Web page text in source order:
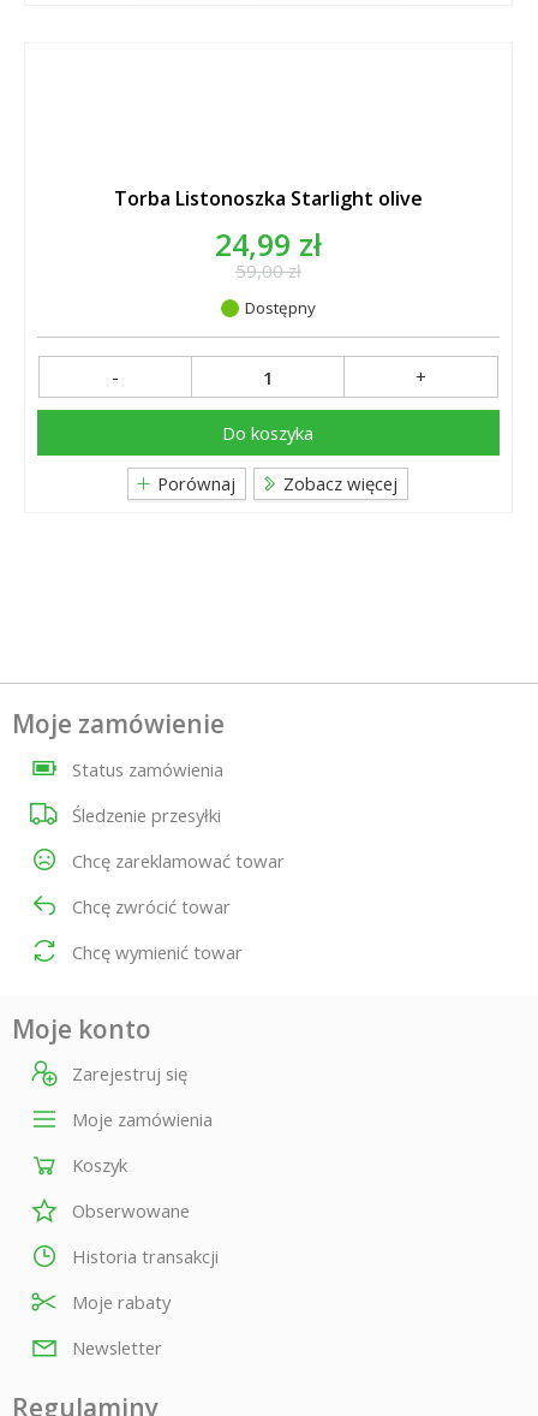
Torba Listonoszka Starlight olive
24,99 zł
59,00 zł
Dostępny
- +
Do koszyka
Porównaj Zobacz więcej
Moje zamówienie
Status zamówienia
Śledzenie przesyłki
Chcę zareklamować towar
Chcę zwrócić towar
Chcę wymienić towar
Moje konto
Zarejestruj się
Moje zamówienia
Koszyk
Obserwowane
Historia transakcji
Moje rabaty
Newsletter
Regulaminy